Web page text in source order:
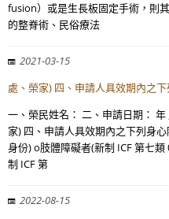
fusion）或是生長板固定手術，則
的整脊術、民俗療法
2021-03-15
處、榮家) 四、申請人具效期內之
一、榮民姓名： 二、申請日期：
家) 四、申請人具效期內之下列身
身份) o肢體障礙者(新制 ICF 第七
制 ICF 第
2022-08-15